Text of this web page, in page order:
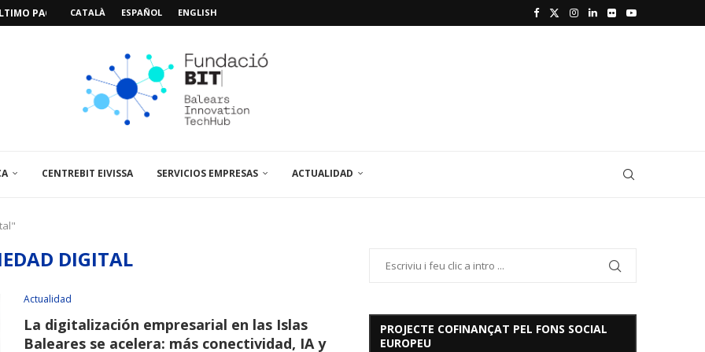
PACIENTE, ÚLTIMA VISITA»...
CATALÀ ESPAÑOL ENGLISH
CENTREBIT EIVISSA SERVICIOS EMPRESAS ACTUALIDAD
DIGITAL
Actualidad
La digitalización empresarial en las Islas
Baleares se acelera: más conectividad, IA y
PROJECTE COFINANÇAT PEL FONS SOCIAL
EUROPEU